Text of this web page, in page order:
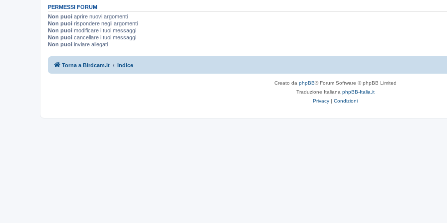
s
PERMESSI FORUM
Non puoi aprire nuovi argomenti
Non puoi rispondere negli argomenti
Non puoi modificare i tuoi messaggi
Non puoi cancellare i tuoi messaggi
Non puoi inviare allegati
Torna a Birdcam.it Indice
Creato da phpBB® Forum Software © phpBB Limited
Traduzione Italiana phpBB-Italia.it
Privacy | Condizioni